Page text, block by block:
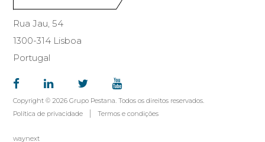
Rua Jau, 54
1300-314 Lisboa
Portugal
Copyright © 2026 Grupo Pestana. Todos os direitos reservados.
Política de privacidade
Termos e condições
waynext